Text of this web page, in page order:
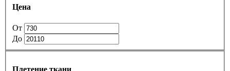
Цена
От
До